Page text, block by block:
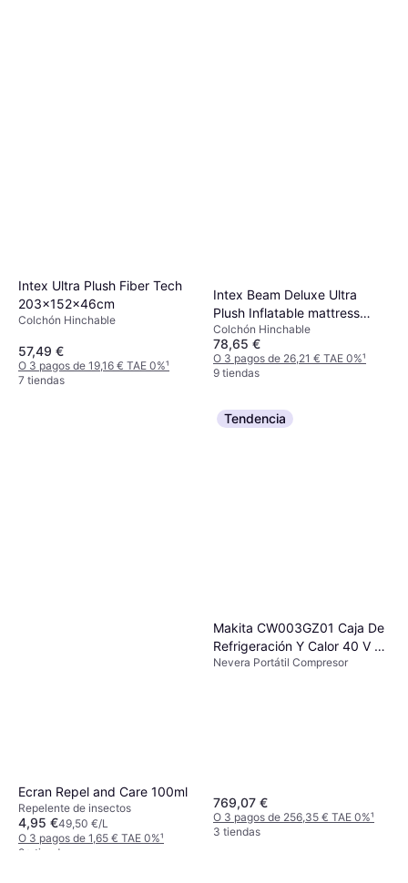
Intex Ultra Plush Fiber Tech
203x152x46cm
Colchón Hinchable
57,49 €
O 3 pagos de 19,16 € TAE 0%¹
7 tiendas
Intex Beam Deluxe Ultra
Plush Inflatable mattress
236x152x46cm
Colchón Hinchable
78,65 €
O 3 pagos de 26,21 € TAE 0%¹
9 tiendas
Ecran Repel and Care 100ml
Repelente de insectos
4,95 €49,50 €/L
O 3 pagos de 1,65 € TAE 0%¹
9+ tiendas
Tendencia
Makita CW003GZ01 Caja De
Refrigeración Y Calor 40 V 7
L
Nevera Portátil Compresor
769,07 €
O 3 pagos de 256,35 € TAE 0%¹
3 tiendas